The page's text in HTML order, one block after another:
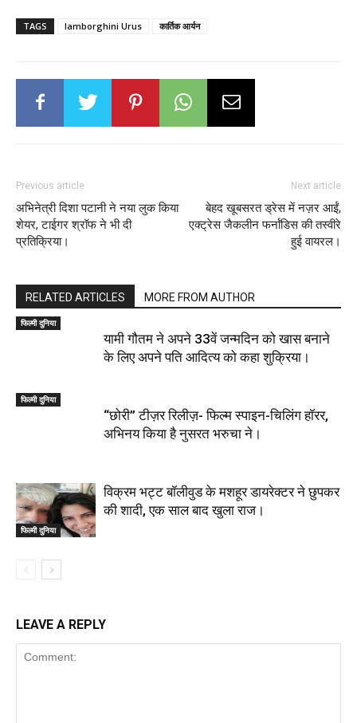
TAGS lamborghini Urus कार्तिक आर्यन
Previous article
अभिनेत्री दिशा पटानी ने नया लुक किया
शेयर, टाईगर श्रॉफ ने भी दी
प्रतिक्रिया।
Next article
बेहद खूबसरत ड्रेस में नज़र आईं,
एक्ट्रेस जैकलीन फर्नांडिस की तस्वीरे
हुई वायरल।
RELATED ARTICLES MORE FROM AUTHOR
फिल्मी दुनिया
यामी गौतम ने अपने 33वें जन्मदिन को खास बनाने
के लिए अपने पति आदित्य को कहा शुक्रिया।
फिल्मी दुनिया
“छोरी” टीज़र रिलीज़- फिल्म स्पाइन-चिलिंग हॉरर,
अभिनय किया है नुसरत भरुचा ने।
फिल्मी दुनिया
विक्रम भट्ट बॉलीवुड के मशहूर डायरेक्टर ने छुपकर
की शादी, एक साल बाद खुला राज।
LEAVE A REPLY